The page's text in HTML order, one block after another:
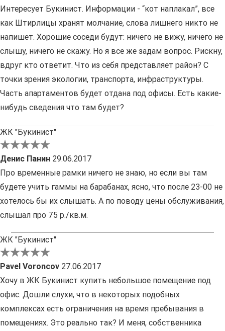
Интересует Букинист. Информации - “кот наплакал”, все
как Штирлицы хранят молчание, слова лишнего никто не
напишет. Хорошие соседи будут: ничего не вижу, ничего не
слышу, ничего не скажу. Но я все же задам вопрос. Рискну,
вдруг кто ответит. Что из себя представляет район? С
точки зрения экологии, транспорта, инфраструктуры.
Часть апартаментов будет отдана под офисы. Есть какие-
нибудь сведения что там будет?
ЖК "Букинист"
Денис Панин 29.06.2017
Про временные рамки ничего не знаю, но если вы там
будете учить гаммы на барабанах, ясно, что после 23-00 не
хотелось бы их слышать. А по поводу цены обслуживания,
слышал про 75 р./кв.м.
ЖК "Букинист"
Pavel Voroncov 27.06.2017
Хочу в ЖК Букинист купить небольшое помещение под
офис. Дошли слухи, что в некоторых подобных
комплексах есть ограничения на время пребывания в
помещениях. Это реально так? И меня, собственника